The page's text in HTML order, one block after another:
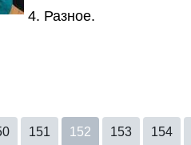
4. Разное.
151 152 153 154